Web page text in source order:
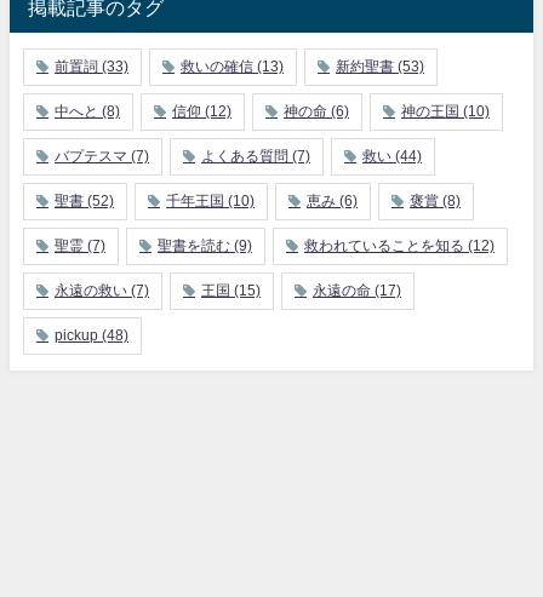
掲載記事のタグ
前置詞 (33) 救いの確信 (13) 新約聖書 (53)
中へと (8) 信仰 (12) 神の命 (6) 神の王国 (10)
バプテスマ (7) よくある質問 (7) 救い (44)
聖書 (52) 千年王国 (10) 恵み (6) 褒賞 (8)
聖霊 (7) 聖書を読む (9) 救われていることを知る (12)
永遠の救い (7) 王国 (15) 永遠の命 (17)
pickup (48)